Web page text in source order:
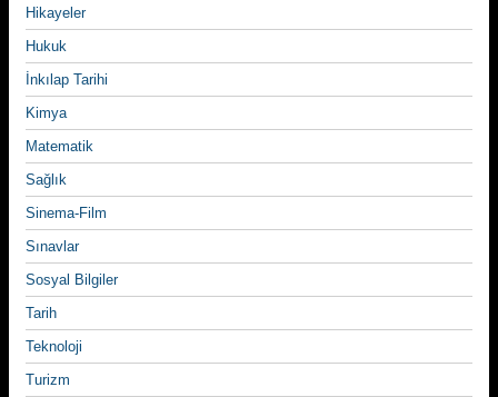
Hikayeler
Hukuk
İnkılap Tarihi
Kimya
Matematik
Sağlık
Sinema-Film
Sınavlar
Sosyal Bilgiler
Tarih
Teknoloji
Turizm